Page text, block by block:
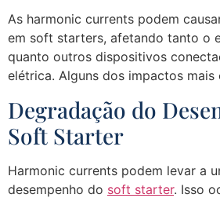
As harmonic currents podem
em soft starters, afetando tanto o
quanto outros dispositivos
elétrica. Alguns dos impactos mais
Degradação do
Soft Starter
Harmonic currents podem levar a
desempenho do soft starter. Isso